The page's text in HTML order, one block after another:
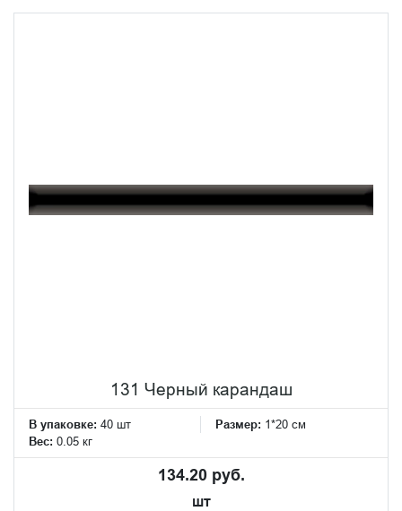
131 Черный карандаш
В упаковке: 40 шт Размер: 1*20 см
Вес: 0.05 кг
134.20 руб.
шт